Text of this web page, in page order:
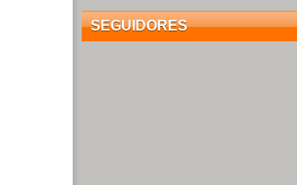
SEGUIDORES